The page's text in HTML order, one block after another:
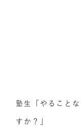
塾生「やること
すか？」